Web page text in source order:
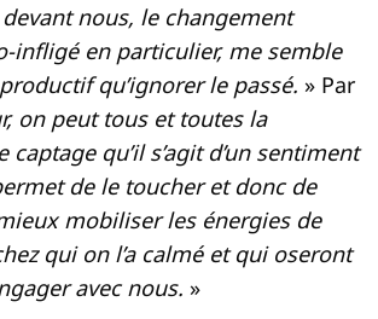
nous, le changement
infligé en particulier, me semble
qu’ignorer le passé. » Par
on peut tous et toutes la
captage qu’il s’agit d’un sentiment
de le toucher et donc de
mobiliser les énergies de
qui on l’a calmé et qui oseront
avec nous. »